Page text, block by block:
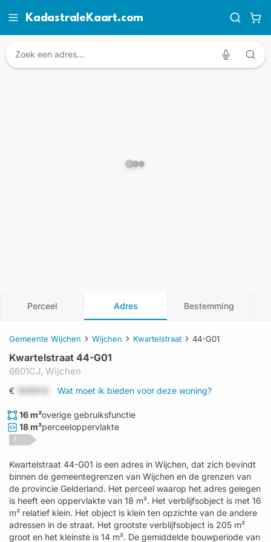
KadastraleKaart.com
Perceel Adres Bestemming
Gemeente Wijchen Wijchen Kwartelstraat 44-G01
Kwartelstraat 44-G01
6601CJ, Wijchen
€ Wat moet ik bieden voor deze woning?
16 m²overige gebruiksfunctie
18 m²perceeloppervlakte
?
Kwartelstraat 44-G01 is een adres in Wijchen, dat zich bevindt
binnen de gemeentegrenzen van Wijchen en de grenzen van
de provincie Gelderland. Het perceel waarop het adres gelegen
is heeft een oppervlakte van 18 m². Het verblijfsobject is met 16
m² relatief klein. Het object is klein ten opzichte van de andere
adressen in de straat. Het grootste verblijfsobject is 205 m²
groot en het kleinste is 14 m². De gemiddelde bouwperiode van